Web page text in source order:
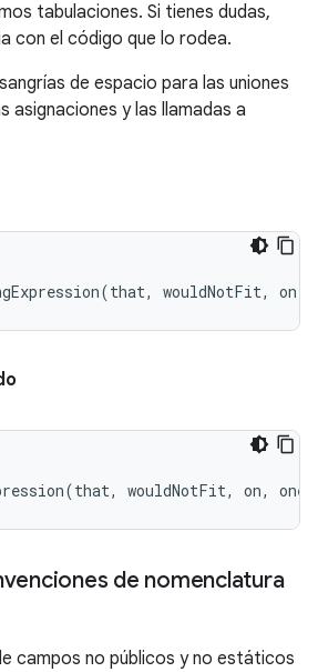
tabulaciones. Si tienes dudas,
con el código que lo rodea.
de espacio para las uniones
asignaciones y las llamadas a
wouldNotFit, on,
wouldNotFit, on,
de nomenclatura
campos no públicos y no estáticos